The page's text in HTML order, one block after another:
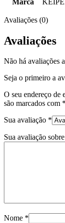
Avaliações (0)
Avaliações
Não há avaliações
Seja o primeiro a
O seu endereço de
são marcados com *
Sua avaliação *
Sua avaliação
Nome *